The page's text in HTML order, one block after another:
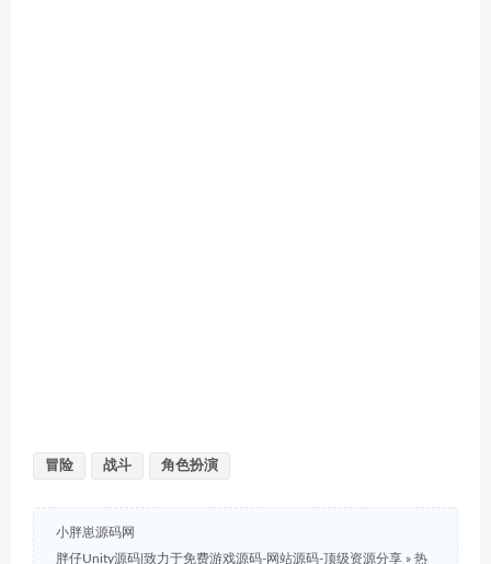
冒险 战斗 角色扮演
小胖崽源码网
胖仔Unity源码|致力于免费游戏源码-网站源码-顶级资源分享 » 热